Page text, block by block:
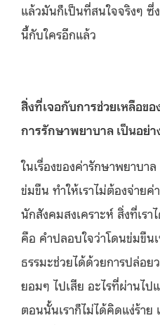
แล้วมันก็เป็นที่สนใจจริงๆ ซึ่
นี้กับใครอีกแล้ว
สิ่งที่เจอกับการช่วยเหลือข
การรักษาพยาบาล เป็นอย่า
ในเรื่องของค่ารักษาพยาบา
ข่มขืน ทำให้เราไม่ต้องจ่ายค่
นักสังคมสงเคราะห์ สิ่งที่เร
คือ คำปลอบใจว่าโดนข่มขืน
ธรรมะช่วยได้ด้วยการปล่อย
ยอมๆ ไปเสีย อะไรที่ผ่านไป
ตอนนั้นเราก็ไม่ได้คิดแง่ร้า